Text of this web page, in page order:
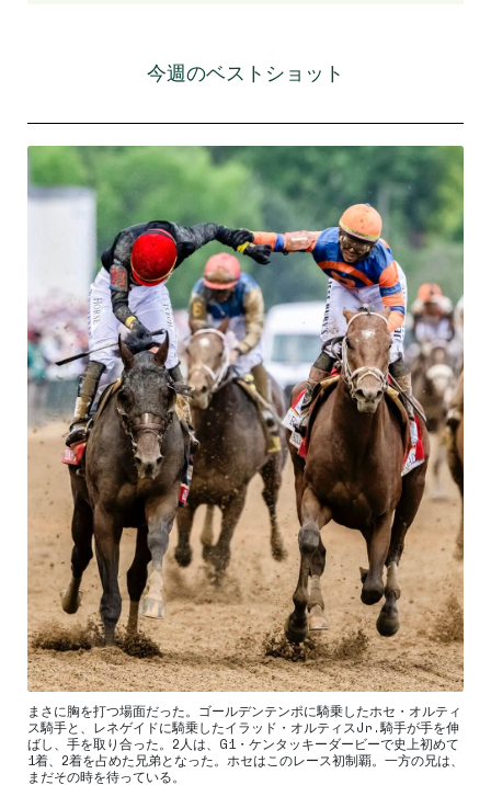
今週のベストショット
まさに胸を打つ場面だった。ゴールデンテンポに騎乗したホセ・オルティ
ス騎手と、レネゲイドに騎乗したイラッド・オルティスJr.騎手が手を伸
ばし、手を取り合った。2人は、G1・ケンタッキーダービーで史上初めて
1着、2着を占めた兄弟となった。ホセはこのレース初制覇。一方の兄は、
まだその時を待っている。